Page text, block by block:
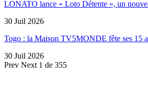
LONATO lance « Loto Détente », un
30 Juil 2026
Togo : la Maison TV5MONDE fête ses 15
30 Juil 2026
Prev Next 1 de 355